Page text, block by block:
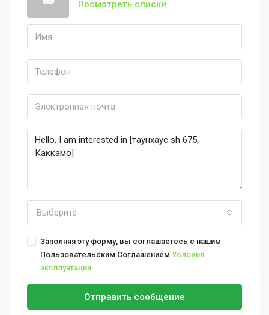
Посмотреть списки
Выберите
Заполняя эту форму, вы соглашаетесь с нашим
Пользовательским Соглашением Условия
эксплуатации
Отправить сообщение